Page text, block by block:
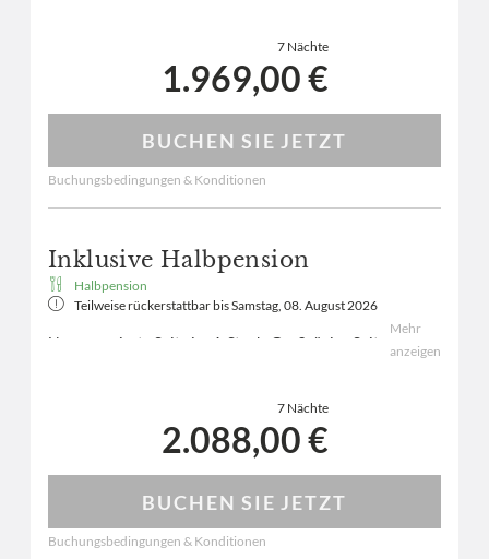
Lassen Sie Ihre Seele baumeln und genießen Sie bei
einem wohltuenden Bad, den Blick auf unsere
fantastische Bergwelt.
7 Nächte
1.969,00 €
BUCHEN SIE JETZT
Buchungsbedingungen & Konditionen
Inklusive Halbpension
Halbpension
Teilweise rückerstattbar bisSamstag, 08. August 2026
Neu renovierte Suite im 4. Stock. Großzügige Suite
Lassen Sie Ihre Seele baumeln und genießen Sie bei
einem wohltuenden Bad, den Blick auf unsere
fantastische Bergwelt.
Mehr
anzeigen
7 Nächte
2.088,00 €
BUCHEN SIE JETZT
Buchungsbedingungen & Konditionen